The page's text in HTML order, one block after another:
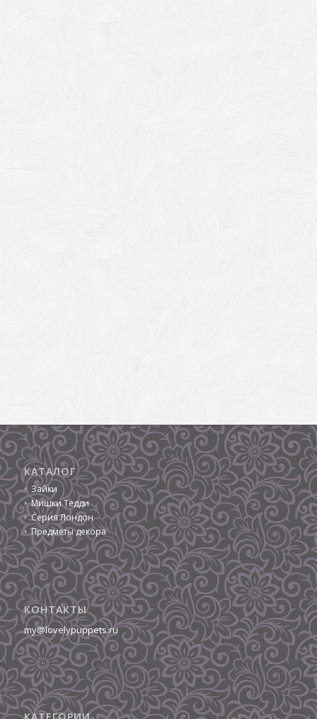
КАТАЛОГ
Зайки
Мишки Тедди
Серия Лондон
Предметы декора
КОНТАКТЫ
my@lovelypuppets.ru
КАТЕГОРИИ